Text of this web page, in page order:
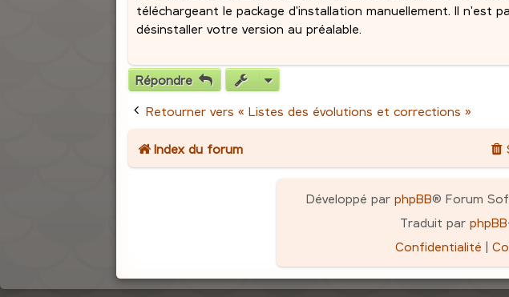
téléchargeant le package d'installation manuellement. Il n'est
désinstaller votre version au préalable.
Répondre
Retourner vers « Listes des évolutions et corrections »
Index du forum
Développé par phpBB® Forum
Traduit par
Confidentialité |